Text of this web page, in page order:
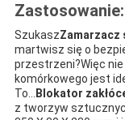
Zastosowanie:
SzukaszZamarzacz
martwisz się o
przestrzeni?Więc nie
komórkowego jest
To... Blokator
z tworzyw